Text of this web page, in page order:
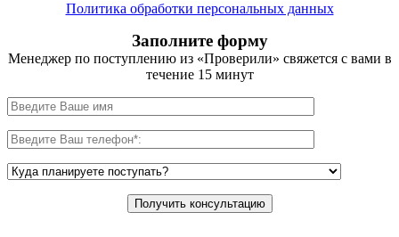
Политика обработки персональных данных
Заполните форму
Менеджер по поступлению из «Проверили» свяжется с вами в
течение 15 минут